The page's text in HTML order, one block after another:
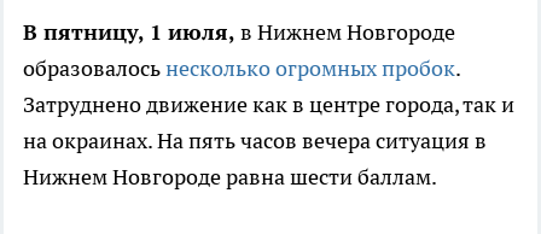
В пятницу, 1 июля, в Нижнем Новгороде
образовалосьнесколько огромных пробок.
Затруднено движение как в центре города, так и
на окраинах. На пять часов вечера ситуация в
Нижнем Новгороде равна шести баллам.